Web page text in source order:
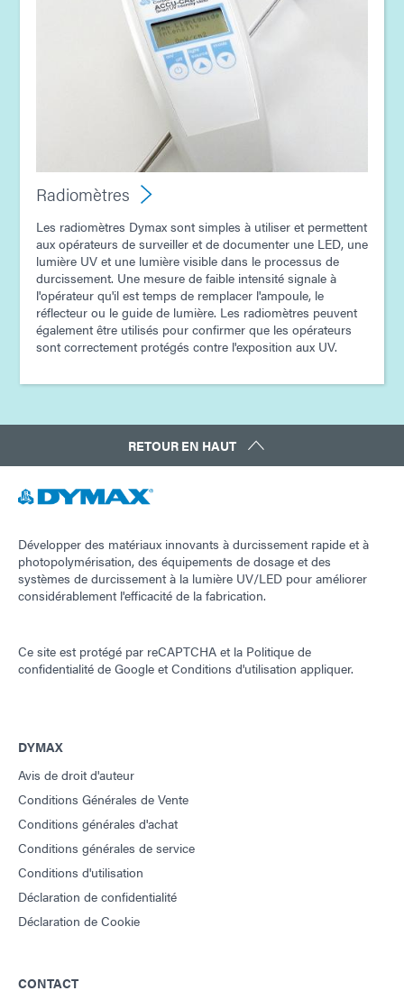
Radiomètres
Les radiomètres Dymax sont simples à utiliser et permettent
aux opérateurs de surveiller et de documenter une LED, une
lumière UV et une lumière visible dans le processus de
durcissement. Une mesure de faible intensité signale à
l'opérateur qu'il est temps de remplacer l'ampoule, le
réflecteur ou le guide de lumière. Les radiomètres peuvent
également être utilisés pour confirmer que les opérateurs
sont correctement protégés contre l'exposition aux UV.
RETOUR EN HAUT
Développer des matériaux innovants à durcissement rapide et à
photopolymérisation, des équipements de dosage et des
systèmes de durcissement à la lumière UV/LED pour améliorer
considérablement l'efficacité de la fabrication.
Ce site est protégé par reCAPTCHA et la Politique de
confidentialité de Google etConditions d'utilisation appliquer.
DYMAX
Avis de droit d'auteur
Conditions Générales de Vente
Conditions générales d'achat
Conditions générales de service
Conditions d'utilisation
Déclaration de confidentialité
Déclaration de Cookie
CONTACT